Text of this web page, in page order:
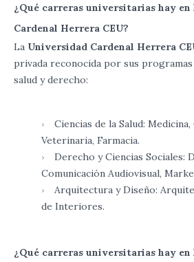
¿Qué carreras universitarias hay
Cardenal Herrera CEU?
La Universidad Cardenal Herrera
privada reconocida por sus programas
salud y derecho:
Ciencias de la Salud:
Veterinaria, Farmacia.
Derecho y Ciencias Sociales:
Comunicación Audiovisual,
Arquitectura y Diseño:
de Interiores.
¿Qué carreras universitarias hay